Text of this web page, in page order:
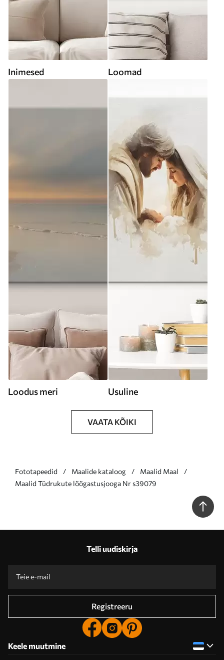
Inimesed Loomad
Loodus meri Usuline
VAATA KÕIKI
Fototapeedid Maalide kataloog
Maalid Maal
Maalid Tüdrukute lõõgastusjooga Nr s39079
Telli uudiskirja
Registreeru
Keele muutmine